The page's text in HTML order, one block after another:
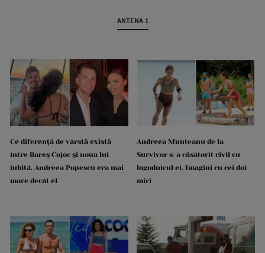
ANTENA 1
Ce diferență de vârstă există
între Rareș Cojoc și noua lui
iubită. Andreea Popescu era mai
mare decât el
Andreea Munteanu de la
Survivor s-a căsătorit civil cu
logodnicul ei. Imagini cu cei doi
miri